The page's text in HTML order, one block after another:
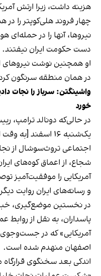
چهار فروند هلی‌کوپتر را
نیروها، آنها را در حمله‌ای
دست حکومت ایران نیفتند.
در همان منطقه سرنگون
واشینگتن: سرباز را نجات
خورد
در حالی‌که دونالد ترامپ،
یک‌شنبه ۱۶ اسفند
اجتماعی تروث‌سوشال از
شجاع، از اعماق کوه‌های
آمریکایی را موفقیت‌آمیز
و رسانه‌های ایران روایت
در نخستین موضع‌گیری‌،
پاسداران، به نقل از
آمریکایی» که در
اصفهان منهدم شده است.
اندکی بعد سخنگوی قرارگاه